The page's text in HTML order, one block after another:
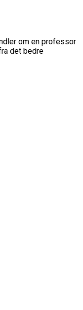
om en professor
det bedre